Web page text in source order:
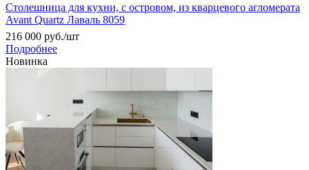
Столешница для кухни, с островом, из кварцевого агломерата
Avant Quartz Лаваль 8059
216 000 руб./шт
Подробнее
Новинка